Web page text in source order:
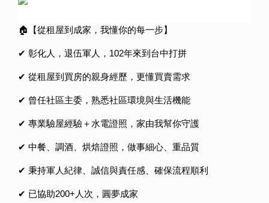
🏠【從租屋到成家，我懂你的每一步】
✔ 彰化人，退伍軍人，102年來到台中打拼
✔ 從租屋到買房的親身經歷，更懂買賣需求
✔ 曾任社區主委，熟悉社區環境與生活機能
✔ 專業驗屋經驗＋水電證照，家由我幫你守護
✔ 中餐、調酒、烘焙證照，做事細心、重品質
✔ 秉持軍人紀律、誠信與責任感、確保流程順利
✔ 已協助200+人次，圓夢成家